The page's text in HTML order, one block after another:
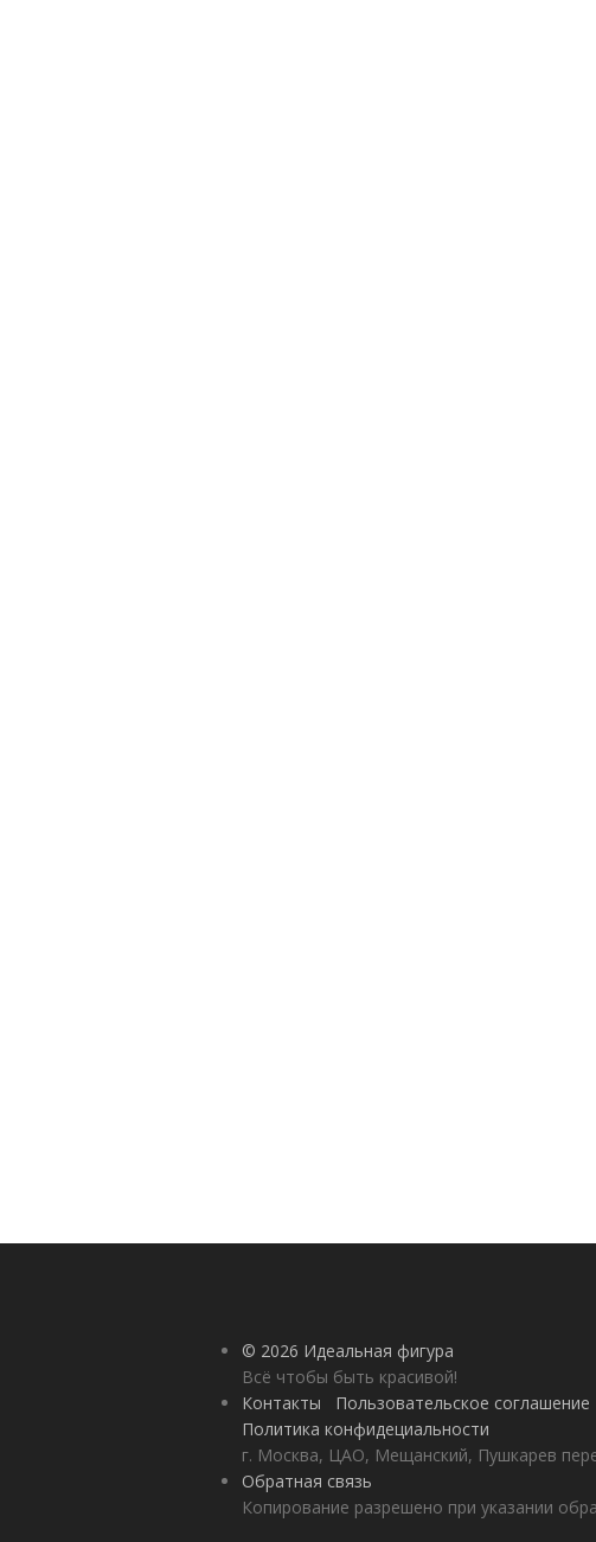
© 2026 Идеальная фигура
Всё чтобы быть красивой!
Контакты
Пользовательское соглашение
Политика конфидециальности
г. Москва, ЦАО, Мещанский, Пушкарев
Обратная связь
Копирование разрешено при указании